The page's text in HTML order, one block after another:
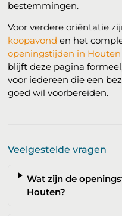
bestemmingen.
Voor verdere oriëntatie
koopavond en het
openingstijden in Houten
blijft deze pagina
voor iedereen die een
goed wil voorbereiden.
Veelgestelde vragen
Wat zijn de
Houten?